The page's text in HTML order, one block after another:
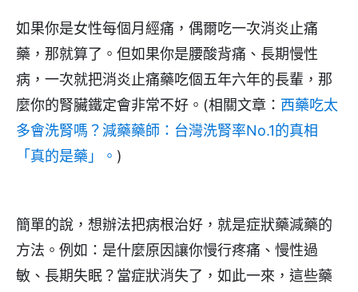
如果你是女性每個月經痛，偶爾吃一次消炎止痛
藥，那就算了。但如果你是腰酸背痛、長期慢性
病，一次就把消炎止痛藥吃個五年六年的長輩，那
麼你的腎臟鐵定會非常不好。(相關文章： 西藥吃太
多會洗腎嗎？減藥藥師：台灣洗腎率No.1的真相
「真的是藥」。 )
簡單的說，想辦法把病根治好，就是症狀藥減藥的
方法。例如：是什麼原因讓你慢行疼痛、慢性過
敏、長期失眠？當症狀消失了，如此一來，這些藥